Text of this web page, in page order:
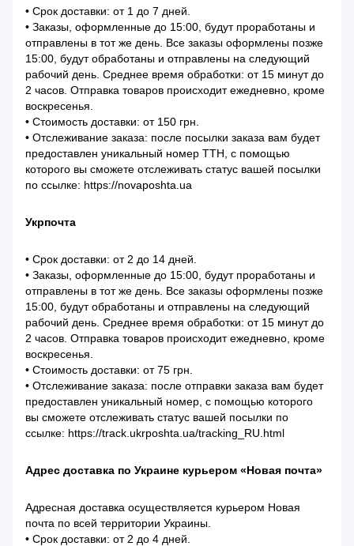
• Срок доставки: от 1 до 7 дней.
• Заказы, оформленные до 15:00, будут проработаны и
отправлены в тот же день. Все заказы оформлены позже
15:00, будут обработаны и отправлены на следующий
рабочий день. Среднее время обработки: от 15 минут до
2 часов. Отправка товаров происходит ежедневно, кроме
воскресенья.
• Стоимость доставки: от 150 грн.
• Отслеживание заказа: после посылки заказа вам будет
предоставлен уникальный номер ТТН, с помощью
которого вы сможете отслеживать статус вашей посылки
по ссылке: https://novaposhta.ua
Укрпочта
• Срок доставки: от 2 до 14 дней.
• Заказы, оформленные до 15:00, будут проработаны и
отправлены в тот же день. Все заказы оформлены позже
15:00, будут обработаны и отправлены на следующий
рабочий день. Среднее время обработки: от 15 минут до
2 часов. Отправка товаров происходит ежедневно, кроме
воскресенья.
• Стоимость доставки: от 75 грн.
• Отслеживание заказа: после отправки заказа вам будет
предоставлен уникальный номер, с помощью которого
вы сможете отслеживать статус вашей посылки по
ссылке: https://track.ukrposhta.ua/tracking_RU.html
Адрес доставка по Украине курьером «Новая почта»
Адресная доставка осуществляется курьером Новая
почта по всей территории Украины.
• Срок доставки: от 2 до 4 дней.